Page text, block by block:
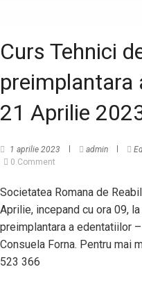
Curs Tehnici
preimplantara
21 Aprilie
1 aprilie 2023 admin
0 Comment
Societatea Romana de
Aprilie, incepand cu ora 09,
preimplantara a edentatiilor
Consuela Forna. Pentru mai
523 366